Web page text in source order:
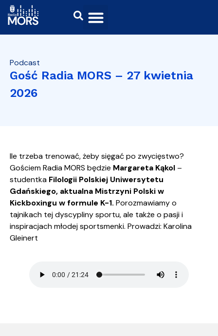
Podcast
Gość Radia MORS – 27 kwietnia
2026
Ile trzeba trenować, żeby sięgać po zwycięstwo?
Gościem Radia MORS będzie Margareta Kąkol –
studentka Filologii Polskiej Uniwersytetu
Gdańskiego, aktualna Mistrzyni Polski w
Kickboxingu w formule K-1. Porozmawiamy o
tajnikach tej dyscypliny sportu, ale także o pasji i
inspiracjach młodej sportsmenki. Prowadzi: Karolina
Gleinert